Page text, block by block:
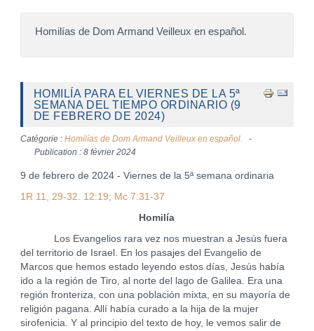
Homilías de Dom Armand Veilleux en español.
HOMILÍA PARA EL VIERNES DE LA 5ª
SEMANA DEL TIEMPO ORDINARIO (9
DE FEBRERO DE 2024)
Catégorie : Homilías de Dom Armand Veilleux en español.
Publication : 8 février 2024
9 de febrero de 2024 - Viernes de la 5ª semana ordinaria
1R 11, 29-32. 12:19; Mc 7:31-37
Homilía
Los Evangelios rara vez nos muestran a Jesús fuera
del territorio de Israel. En los pasajes del Evangelio de
Marcos que hemos estado leyendo estos días, Jesús había
ido a la región de Tiro, al norte del lago de Galilea. Era una
región fronteriza, con una población mixta, en su mayoría de
religión pagana. Allí había curado a la hija de la mujer
sirofenicia. Y al principio del texto de hoy, le vemos salir de